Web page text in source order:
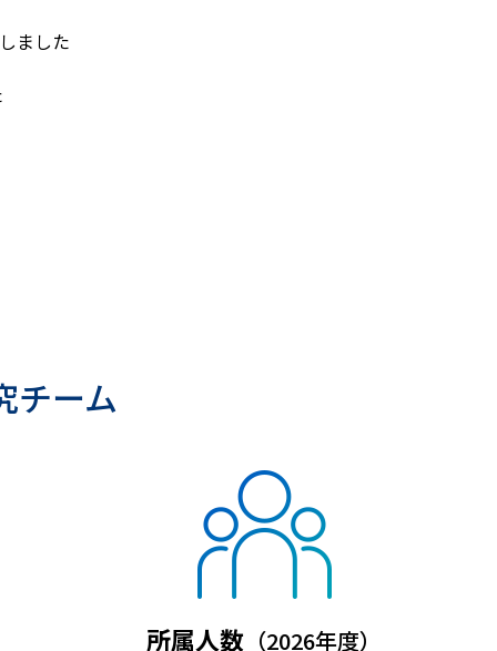
ました
チーム
所属人数 （2026年度）